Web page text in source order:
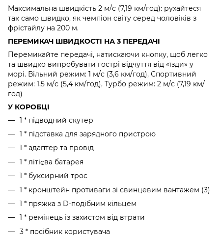
Максимальна швидкість 2 м/с (7,19 км/год): рухайтеся
так само швидко, як чемпіон світу серед чоловіків з
фрістайлу на 200 м.
ПЕРЕМИКАЧ ШВИДКОСТІ НА 3 ПЕРЕДАЧІ
Перемикайте передачі, натискаючи кнопку, щоб легко
та швидко випробувати гострі відчуття від «їзди» у
морі. Вільний режим: 1 м/с (3,6 км/год), Спортивний
режим: 1,5 м/с (5,4 км/год), Турбо режим: 2 м/с (7,19 км/
год)
У КОРОБЦІ
1 * підводний скутер
1 * підставка для зарядного пристрою
1 * адаптер та провід
1 * літієва батарея
1 * буксирний трос
1 * кронштейн противаги зі свинцевим вантажем (3)
1 * пряжка з D-подібним кільцем
1 * ремінець із захистом від втрати
3 * посібник користувача